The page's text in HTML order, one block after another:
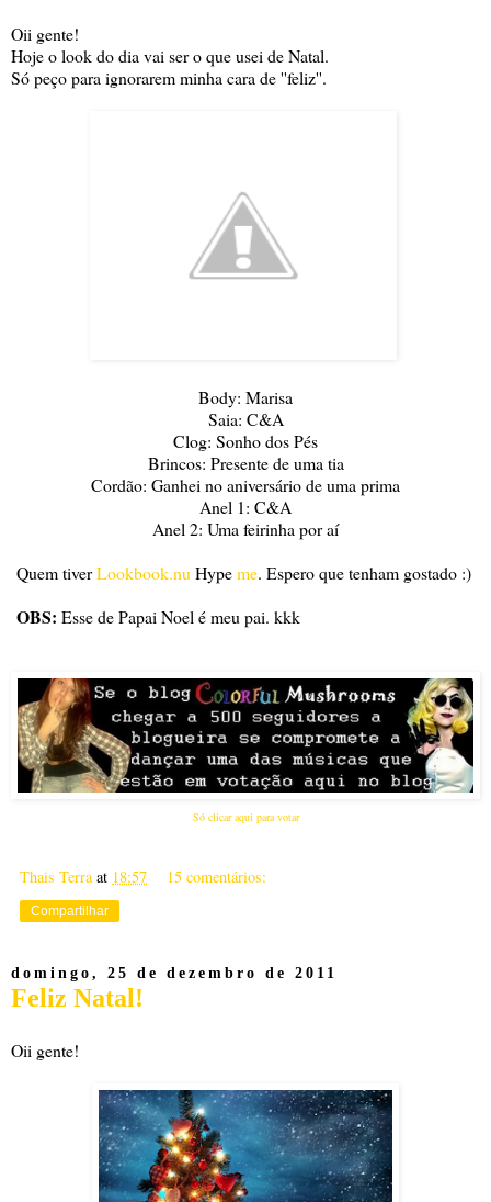
Oii gente!
Hoje o look do dia vai ser o que usei de Natal.
Só peço para ignorarem minha cara de ''feliz''.
Body: Marisa
Saia: C&A
Clog: Sonho dos Pés
Brincos: Presente de uma tia
Cordão: Ganhei no aniversário de uma prima
Anel 1: C&A
Anel 2: Uma feirinha por aí
Quem tiverLookbook.nuHypeme. Espero que tenham gostado :)
OBS: Esse de Papai Noel é meu pai. kkk
Só clicar aqui para votar
Thais Terra at 18:57 15 comentários:
Compartilhar
domingo, 25 de dezembro de 2011
Feliz Natal!
Oii gente!